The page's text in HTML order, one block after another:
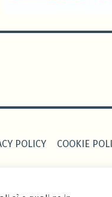
POLICY COOKIE